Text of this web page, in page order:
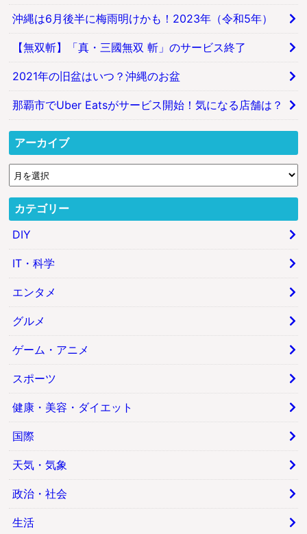
沖縄は6月後半に梅雨明けかも！2023年（令和5年）
【無双斬】「真・三國無双 斬」のサービス終了
2021年の旧盆はいつ？沖縄のお盆
那覇市でUber Eatsがサービス開始！気になる店舗は？
アーカイブ
カテゴリー
DIY
IT・科学
エンタメ
グルメ
ゲーム・アニメ
スポーツ
健康・美容・ダイエット
国際
天気・気象
政治・社会
生活